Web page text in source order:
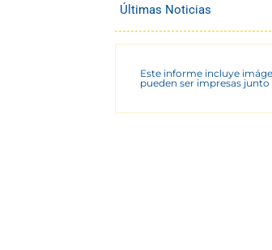
Últimas Noticias
Este informe incluye
pueden ser impresas